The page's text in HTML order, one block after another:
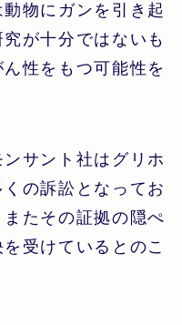
物にガンを引き起
が十分ではないも
性をもつ可能性を
サント社はグリホ
の訴訟となってお
たその証拠の隠ぺ
受けているとのこ